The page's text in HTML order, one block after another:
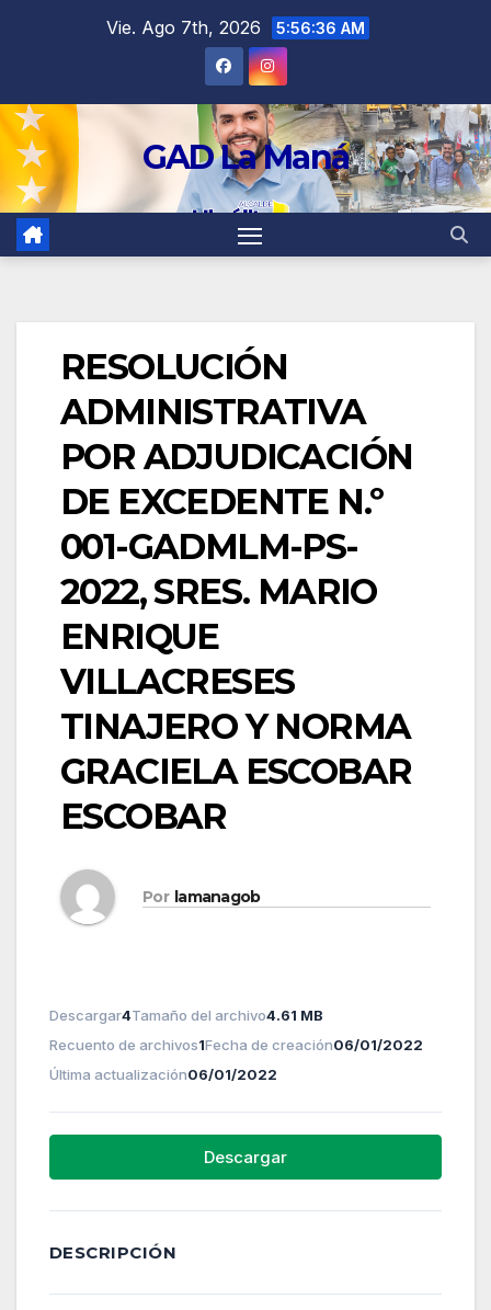
Vie. Ago 7th, 2026 5:56:36 AM
GAD La Maná
RESOLUCIÓN
ADMINISTRATIVA
POR ADJUDICACIÓN
DE EXCEDENTE N.º
001-GADMLM-PS-
2022, SRES. MARIO
ENRIQUE
VILLACRESES
TINAJERO Y NORMA
GRACIELA ESCOBAR
ESCOBAR
Por lamanagob
Descargar4Tamaño del archivo4.61 MB
Recuento de archivos1Fecha de creación06/01/2022
Última actualización06/01/2022
Descargar
DESCRIPCIÓN